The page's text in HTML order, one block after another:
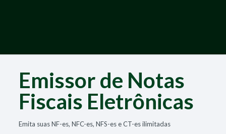
Emissor de Notas
Fiscais Eletrônicas
Emita suas NF-es, NFC-es, NFS-es e CT-es ilimitadas